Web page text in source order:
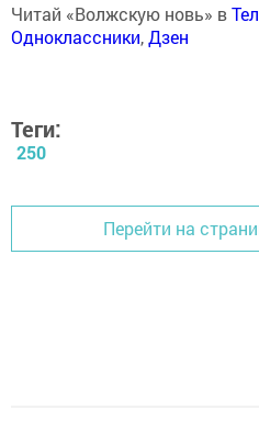
Читай «Волжскую новь» в
Одноклассники,Дзен
Теги:
250
Перейти на